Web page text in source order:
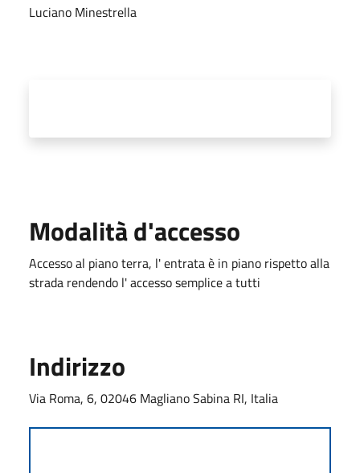
Luciano Minestrella
Modalità d'accesso
Accesso al piano terra, l' entrata è in piano rispetto alla
strada rendendo l' accesso semplice a tutti
Indirizzo
Via Roma, 6, 02046 Magliano Sabina RI, Italia